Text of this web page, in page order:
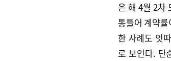
은 해 4월 2차
통틀어 계약
한 사례도 잇
로 보인다. 단